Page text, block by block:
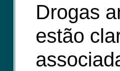
Drogas
estão